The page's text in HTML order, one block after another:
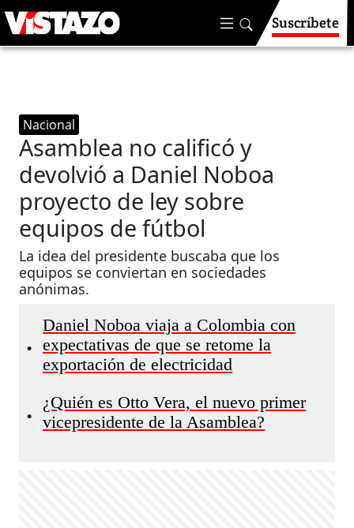
Suscríbete
Nacional
Asamblea no calificó y
devolvió a Daniel Noboa
proyecto de ley sobre
equipos de fútbol
La idea del presidente buscaba que los
equipos se conviertan en sociedades
anónimas.
•
Daniel Noboa viaja a Colombia con
expectativas de que se retome la
exportación de electricidad
•
¿Quién es Otto Vera, el nuevo primer
vicepresidente de la Asamblea?